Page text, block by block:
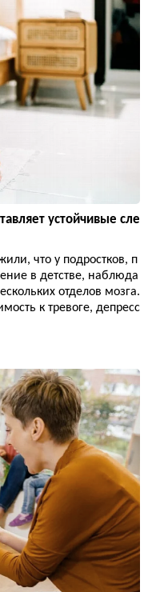
устойчивые сле
что у подростков, п
в детстве, наблюда
отделов мозга.
к тревоге, депресс